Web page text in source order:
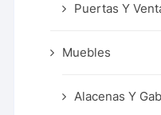
Puertas Y
Muebles
Alacenas Y